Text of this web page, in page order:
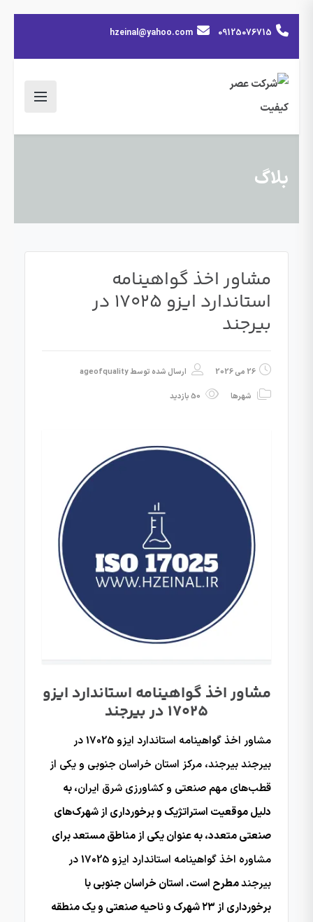
09125076715
hzeinal@yahoo.com
بلاگ
مشاور اخذ گواهینامه
استاندارد ایزو 17025 در
بیرجند
26 می 2026 ارسال شده توسطageofquality
شهرها
مشاور اخذ گواهینامه استاندارد ایزو
17025 در بیرجند
مشاور اخذ گواهینامه استاندارد ایزو 17025 در
بیرجند بیرجند، مرکز استان خراسان جنوبی و یکی از
قطب‌های مهم صنعتی و کشاورزی شرق ایران، به
دلیل موقعیت استراتژیک و برخورداری از شهرک‌های
صنعتی متعدد، به عنوان یکی از مناطق مستعد برای
مشاوره اخذ گواهینامه استاندارد ایزو 17025 در
بیرجندمطرح است. استان خراسان جنوبی با
برخورداری از ۲۳ شهرک و ناحیه صنعتی و یک منطقه